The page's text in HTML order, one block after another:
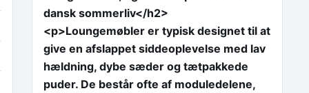
dansk sommerliv</h2>
<p>Loungemøbler er typisk designet til at
give en afslappet siddeoplevelse med lav
hældning, dybe sæder og tætpakkede
puder. De består ofte af moduledelene,